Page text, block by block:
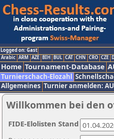
Logged on: Gast
Arabic ARM AZE BIH BUL CAT CHN CRO CZE
Home Tournament-Database
Turnierschach-Elozahl
Allgemeines Turnier anmelden:
Willkommen bei den
FIDE-Elolisten Stand